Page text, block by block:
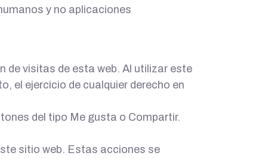
y no aplicaciones
de visitas de esta web. Al utilizar este
el ejercicio de cualquier derecho en
del tipo Me gusta o Compartir.
sitio web. Estas acciones se